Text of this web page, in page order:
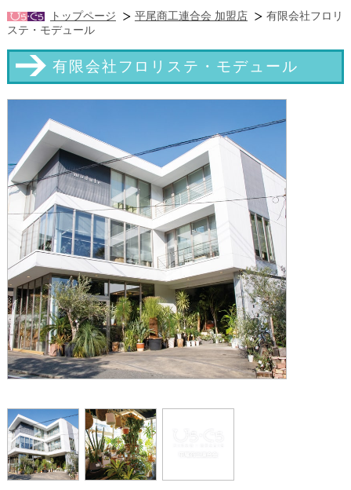
トップページ 平尾商工連合会 加盟店
有限会社フロリ
ステ・モデュール
有限会社フロリステ・モデュール